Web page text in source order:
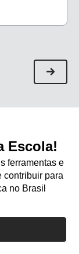
Escola!
ferramentas e
contribuir para
no Brasil